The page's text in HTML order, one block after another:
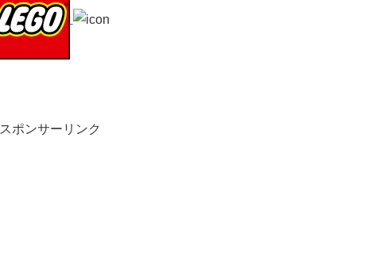
スポンサーリンク